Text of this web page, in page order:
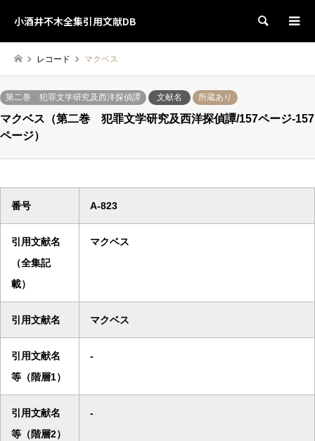
小酒井不木全集引用文献DB 検索
レコード マクベス
第二巻 犯罪文学研究及西洋探偵譚 文献名 所蔵あり
マクベス（第二巻 犯罪文学研究及西洋探偵譚/157ページ-157
ページ）
番号 A-823
引用文献名
（全集記
載）
マクベス
引用文献名 マクベス
引用文献名
等（階層1）
-
引用文献名
等（階層2）
-